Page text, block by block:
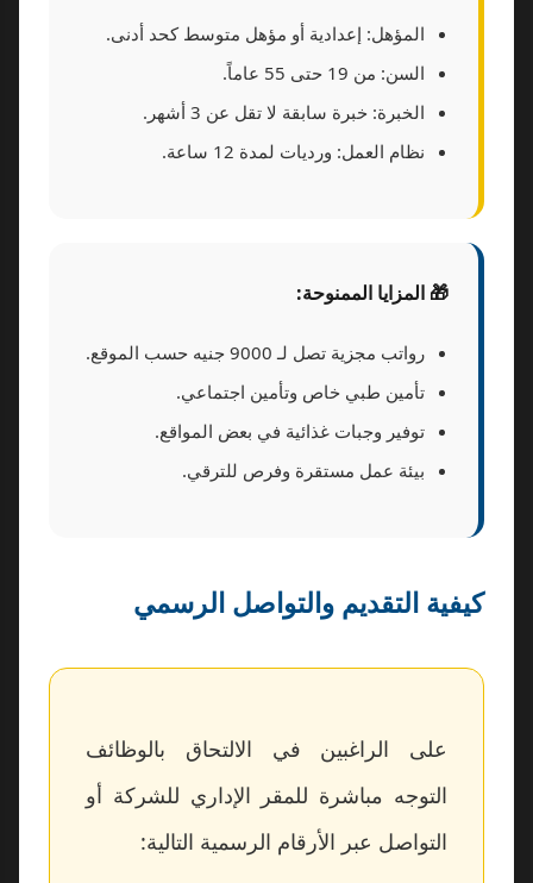
المؤهل: إعدادية أو مؤهل متوسط كحد أدنى.
السن: من 19 حتى 55 عاماً.
الخبرة: خبرة سابقة لا تقل عن 3 أشهر.
نظام العمل: ورديات لمدة 12 ساعة.
🎁 المزايا الممنوحة:
رواتب مجزية تصل لـ 9000 جنيه حسب الموقع.
تأمين طبي خاص وتأمين اجتماعي.
توفير وجبات غذائية في بعض المواقع.
بيئة عمل مستقرة وفرص للترقي.
كيفية التقديم والتواصل الرسمي
على الراغبين في الالتحاق بالوظائف
التوجه مباشرة للمقر الإداري للشركة أو
التواصل عبر الأرقام الرسمية التالية: